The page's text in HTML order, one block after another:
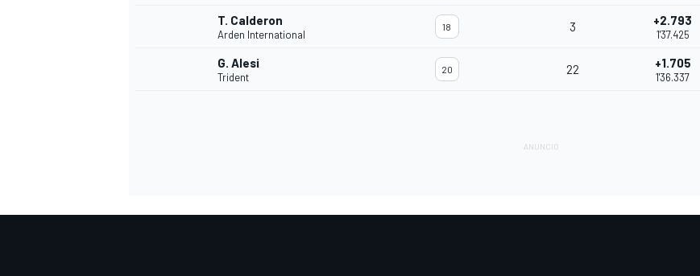
T. Calderon
Arden International
18 3 +2.793
1'37.425
G. Alesi
Trident
20 22 +1.705
1'36.337